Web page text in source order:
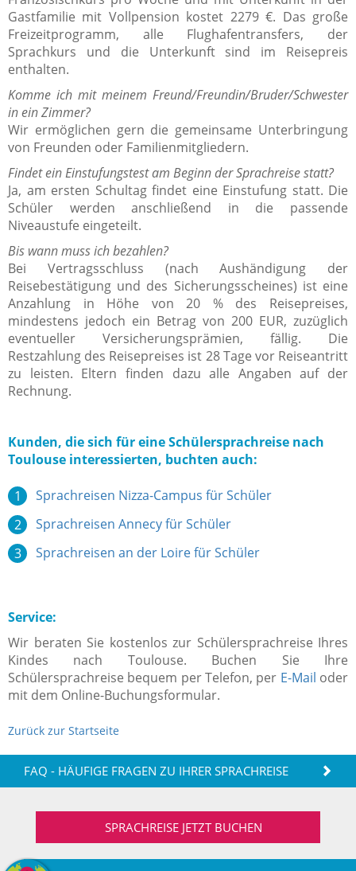
Gastfamilie mit Vollpension kostet 2279 €. Das große
Freizeitprogramm, alle Flughafentransfers, der
Sprachkurs und die Unterkunft sind im Reisepreis
enthalten.
Komme ich mit meinem Freund/Freundin/Bruder/Schwester
in ein Zimmer?
Wir ermöglichen gern die gemeinsame Unterbringung
von Freunden oder Familienmitgliedern.
Findet ein Einstufungstest am Beginn der Sprachreise statt?
Ja, am ersten Schultag findet eine Einstufung statt. Die
Schüler werden anschließend in die passende
Niveaustufe eingeteilt.
Bis wann muss ich bezahlen?
Bei Vertragsschluss (nach Aushändigung der
Reisebestätigung und des Sicherungsscheines) ist eine
Anzahlung in Höhe von 20 % des Reisepreises,
mindestens jedoch ein Betrag von 200 EUR, zuzüglich
eventueller Versicherungsprämien, fällig. Die
Restzahlung des Reisepreises ist 28 Tage vor Reiseantritt
zu leisten. Eltern finden dazu alle Angaben auf der
Rechnung.
Kunden, die sich für eine Schülersprachreise nach
Toulouse interessierten, buchten auch:
Sprachreisen Nizza-Campus für Schüler
Sprachreisen Annecy für Schüler
Sprachreisen an der Loire für Schüler
Service:
Wir beraten Sie kostenlos zur Schülersprachreise Ihres
Kindes nach Toulouse. Buchen Sie Ihre
Schülersprachreise bequem per Telefon, per E-Mail oder
mit dem Online-Buchungsformular.
Zurück zur Startseite
FAQ - HÄUFIGE FRAGEN ZU IHRER SPRACHREISE
SPRACHREISE JETZT BUCHEN